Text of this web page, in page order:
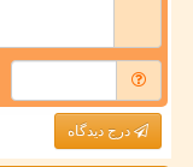
درج دیدگاه